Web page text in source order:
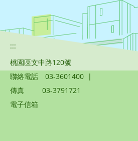
:::
桃園區文中路120號
聯絡電話
03-3601400 |
傳真
03-3791721
電子信箱